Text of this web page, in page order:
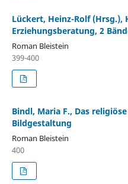
Lückert, Heinz-Rolf (Hrsg.),
Erziehungsberatung, 2
Roman Bleistein
399-400
Bindl, Maria F., Das
Bildgestaltung
Roman Bleistein
400